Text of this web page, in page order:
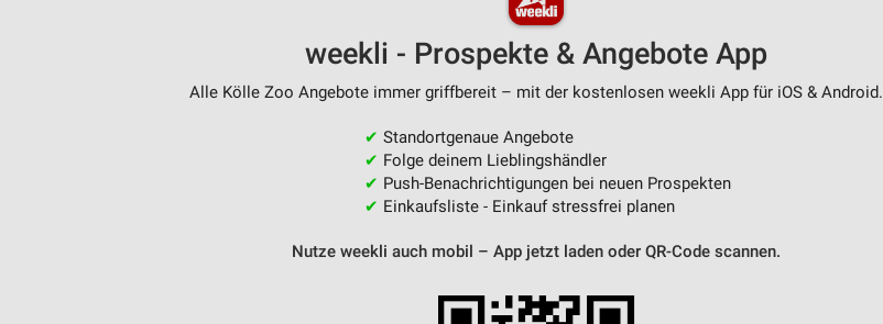
weekli - Prospekte & Angebote App
Alle Kölle Zoo Angebote immer griffbereit – mit der kostenlosen weekli App für iOS & Android.
✔ Standortgenaue Angebote
✔ Folge deinem Lieblingshändler
✔ Push-Benachrichtigungen bei neuen Prospekten
✔ Einkaufsliste - Einkauf stressfrei planen
Nutze weekli auch mobil – App jetzt laden oder QR-Code scannen.